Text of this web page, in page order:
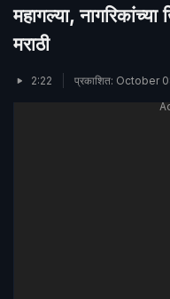
महागल्या,
मराठी
2:22 प्रकाशित: October